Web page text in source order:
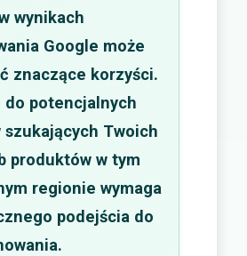
wynikach
Google może
znaczące korzyści.
do potencjalnych
szukających Twoich
produktów w tym
regionie wymaga
podejścia do